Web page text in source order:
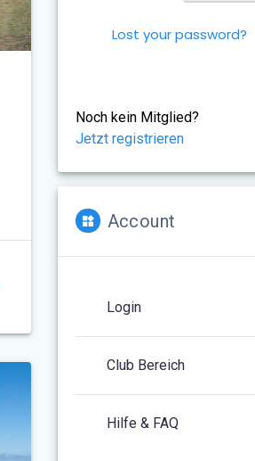
Lost your password?
Noch kein Mitglied?
Jetzt registrieren
Account
Login
Club Bereich
Hilfe & FAQ